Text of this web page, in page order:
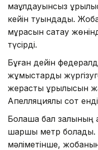
мақұлдауынсыз
кейін туындады.
мұрасын сақтау
түсірді.
Бұған дейін
жұмыстарды
жерасты құрылысын
Апелляциялық сот
Болашақ бал
шаршы метр
мәліметінше,